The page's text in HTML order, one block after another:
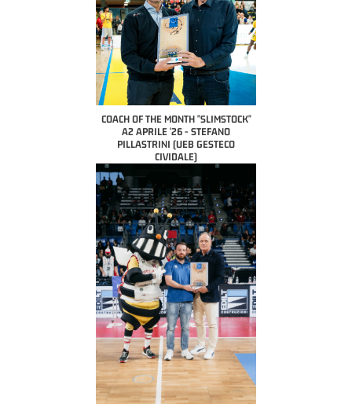
COACH OF THE MONTH "SLIMSTOCK"
A2 APRILE '26 - STEFANO
PILLASTRINI (UEB GESTECO
CIVIDALE)